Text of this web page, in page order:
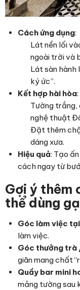
Cách ứng dụng:
Lát nền lối
ngoài trời và
Lát sàn hành
ký ức”.
Kết hợp hài hòa:
Tường trắng,
nghệ thuật
Đặt thêm
dáng xưa.
Hiệu quả: Tạo
cách ngay từ
Gợi ý thêm
thể dùng
Góc làm việc
làm việc.
Góc thưởng trà
giãn mang chất
Quầy bar mini
mảng tường sau